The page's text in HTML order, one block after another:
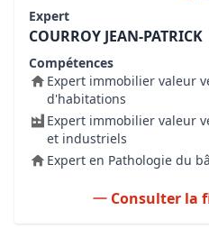
Expert
COURROY JEAN-PATRICK
Compétences
Expert immobilier valeur
d'habitations
Expert immobilier valeur
et industriels
Expert en Pathologie du
Consulter la